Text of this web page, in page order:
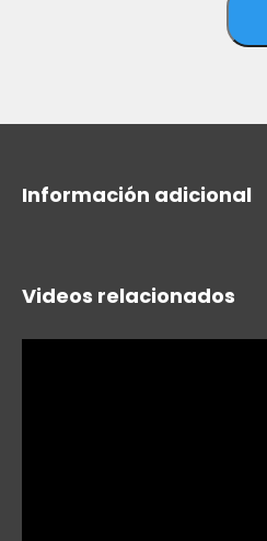
Información adicional
Videos relacionados